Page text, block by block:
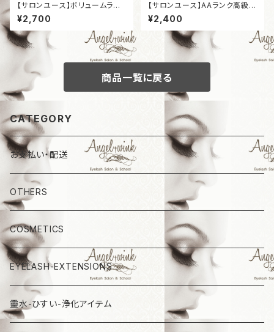
【サロンユース】ボリュームラッ
シュ プラチナセーブル ［フレア3
D］［Cカール］［太さ0,07mm］
¥2,700
【サロンユース】AAランク高級シ
ルクエクステ バラ ［Jカール］
［太さ0,15mm］
¥2,400
商品一覧に戻る
CATEGORY
お支払い・配送
OTHERS
COSMETICS
EYELASH-EXTENSIONS
靈水-ひすい-浄化アイテム